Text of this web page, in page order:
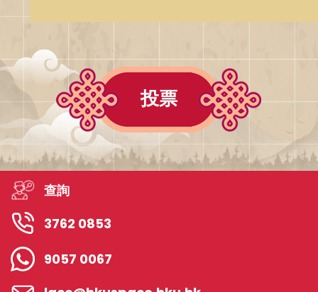
投票
查詢
3762 0853
9057 0067